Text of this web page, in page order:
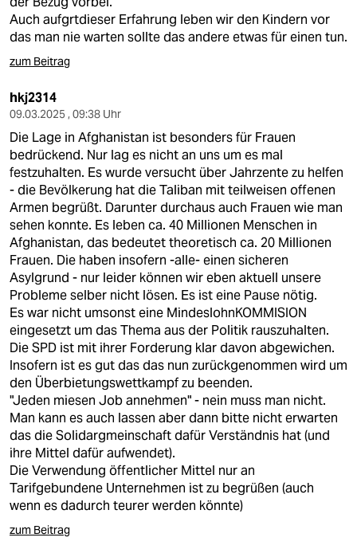
Auch aufgrtdieser Erfahrung leben wir den Kindern vor
das man nie warten sollte das andere etwas für einen tun.
zum Beitrag
hkj2314
09.03.2025 , 09:38 Uhr
Die Lage in Afghanistan ist besonders für Frauen
bedrückend. Nur lag es nicht an uns um es mal
festzuhalten. Es wurde versucht über Jahrzente zu helfen
- die Bevölkerung hat die Taliban mit teilweisen offenen
Armen begrüßt. Darunter durchaus auch Frauen wie man
sehen konnte. Es leben ca. 40 Millionen Menschen in
Afghanistan, das bedeutet theoretisch ca. 20 Millionen
Frauen. Die haben insofern -alle- einen sicheren
Asylgrund - nur leider können wir eben aktuell unsere
Probleme selber nicht lösen. Es ist eine Pause nötig.
Es war nicht umsonst eine MindeslohnKOMMISION
eingesetzt um das Thema aus der Politik rauszuhalten.
Die SPD ist mit ihrer Forderung klar davon abgewichen.
Insofern ist es gut das das nun zurückgenommen wird um
den Überbietungswettkampf zu beenden.
"Jeden miesen Job annehmen" - nein muss man nicht.
Man kann es auch lassen aber dann bitte nicht erwarten
das die Solidargmeinschaft dafür Verständnis hat (und
ihre Mittel dafür aufwendet).
Die Verwendung öffentlicher Mittel nur an
Tarifgebundene Unternehmen ist zu begrüßen (auch
wenn es dadurch teurer werden könnte)
zum Beitrag